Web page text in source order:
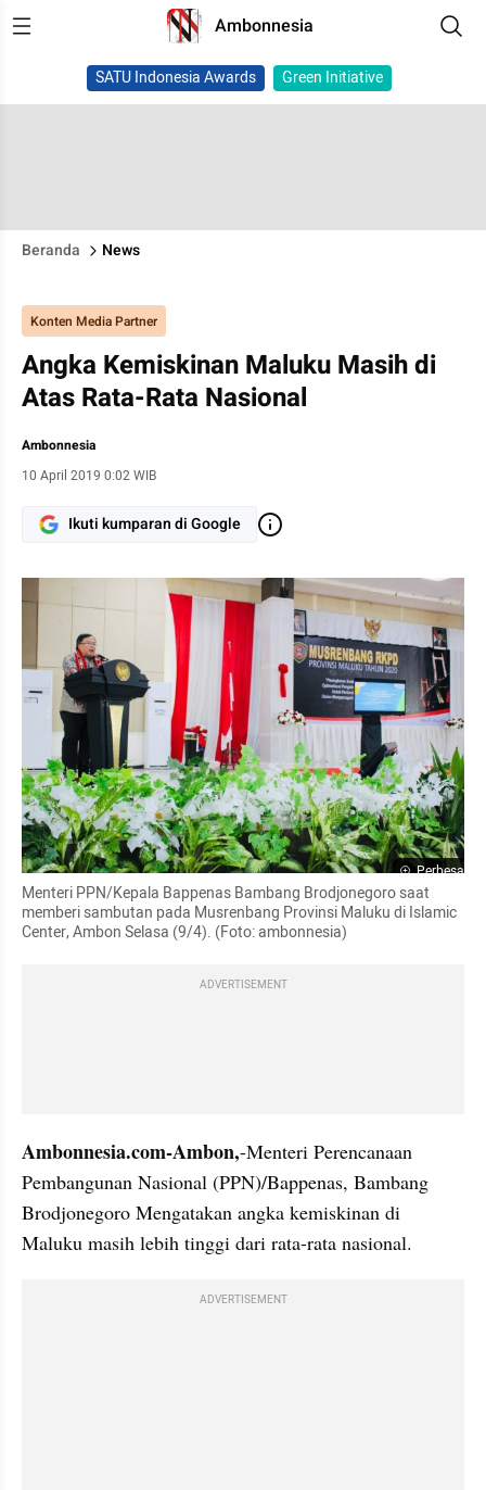
Ambonnesia
SATU Indonesia Awards Green Initiative
Beranda News
Konten Media Partner
Angka Kemiskinan Maluku Masih di
Atas Rata-Rata Nasional
Ambonnesia
10 April 2019 0:02 WIB
Ikuti kumparan di Google
Perbesar
Menteri PPN/Kepala Bappenas Bambang Brodjonegoro saat
memberi sambutan pada Musrenbang Provinsi Maluku di Islamic
Center, Ambon Selasa (9/4). (Foto: ambonnesia)
ADVERTISEMENT
Ambonnesia.com-Ambon,-Menteri Perencanaan
Pembangunan Nasional (PPN)/Bappenas, Bambang
Brodjonegoro Mengatakan angka kemiskinan di
Maluku masih lebih tinggi dari rata-rata nasional.
ADVERTISEMENT